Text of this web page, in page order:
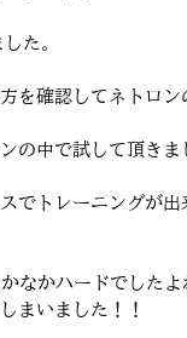
た。
を確認してネトロン
の中で試して頂き
でトレーニングが
なかハードでした
まいました！！